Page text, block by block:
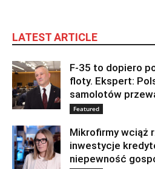
LATEST ARTICLE
F-35 to dopiero
floty. Ekspert:
samolotów
Featured
Mikrofirmy wciąż
inwestycje
niepewność